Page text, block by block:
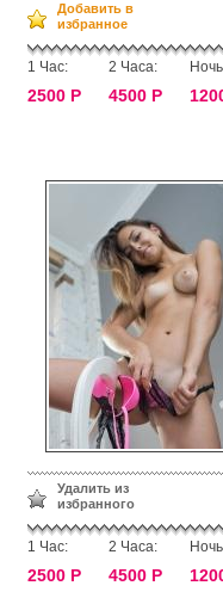
Добавить в
избранное
1 Час:
2500 Р
2 Часа:
4500 Р
Удалить из
избранного
1 Час:
2500 Р
2 Часа:
4500 Р